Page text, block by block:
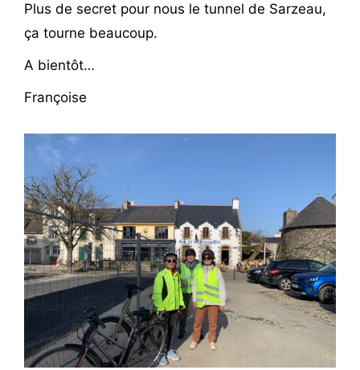
Plus de secret pour nous le tunnel de Sarzeau,
ça tourne beaucoup.
A bientôt…
Françoise